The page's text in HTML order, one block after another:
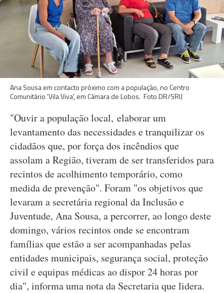
Ana Sousa em contacto próximo com a população, no Centro
Comunitário 'Vila Viva', em Câmara de Lobos. Foto DR/SRIJ
"Ouvir a população local, elaborar um
levantamento das necessidades e tranquilizar os
cidadãos que, por força dos incêndios que
assolam a Região, tiveram de ser transferidos para
recintos de acolhimento temporário, como
medida de prevenção". Foram "os objetivos que
levaram a secretária regional da Inclusão e
Juventude, Ana Sousa, a percorrer, ao longo deste
domingo, vários recintos onde se encontram
famílias que estão a ser acompanhadas pelas
entidades municipais, segurança social, proteção
civil e equipas médicas ao dispor 24 horas por
dia", informa uma nota da Secretaria que lidera.